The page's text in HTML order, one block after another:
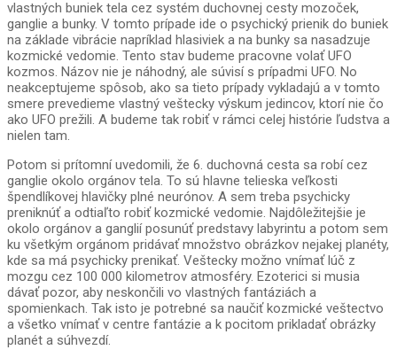
vlastných buniek tela cez systém duchovnej cesty mozoček,
ganglie a bunky. V tomto prípade ide o psychický prienik do buniek
na základe vibrácie napríklad hlasiviek a na bunky sa nasadzuje
kozmické vedomie. Tento stav budeme pracovne volať UFO
kozmos. Názov nie je náhodný, ale súvisí s prípadmi UFO. No
neakceptujeme spôsob, ako sa tieto prípady vykladajú a v tomto
smere prevedieme vlastný veštecky výskum jedincov, ktorí nie čo
ako UFO prežili. A budeme tak robiť v rámci celej histórie ľudstva a
nielen tam.
Potom si prítomní uvedomili, že 6. duchovná cesta sa robí cez
ganglie okolo orgánov tela. To sú hlavne telieska veľkosti
špendlíkovej hlavičky plné neurónov. A sem treba psychicky
preniknúť a odtiaľto robiť kozmické vedomie. Najdôležitejšie je
okolo orgánov a ganglií posunúť predstavy labyrintu a potom sem
ku všetkým orgánom pridávať množstvo obrázkov nejakej planéty,
kde sa má psychicky prenikať. Veštecky možno vnímať lúč z
mozgu cez 100 000 kilometrov atmosféry. Ezoterici si musia
dávať pozor, aby neskončili vo vlastných fantáziách a
spomienkach. Tak isto je potrebné sa naučiť kozmické veštectvo
a všetko vnímať v centre fantázie a k pocitom prikladať obrázky
planét a súhvezdí.